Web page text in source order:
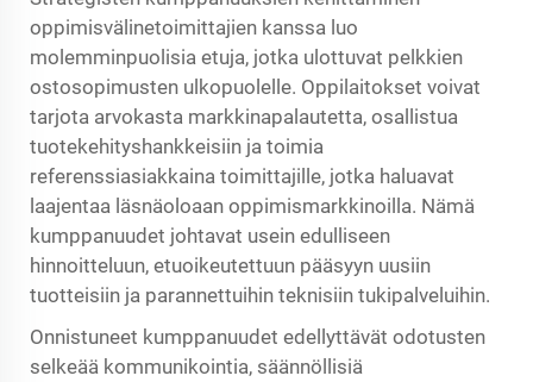
oppimisvälinetoimittajien kanssa luo
molemminpuolisia etuja, jotka ulottuvat pelkkien
ostosopimusten ulkopuolelle. Oppilaitokset voivat
tarjota arvokasta markkinapalautetta, osallistua
tuotekehityshankkeisiin ja toimia
referenssiasiakkaina toimittajille, jotka haluavat
laajentaa läsnäoloaan oppimismarkkinoilla. Nämä
kumppanuudet johtavat usein edulliseen
hinnoitteluun, etuoikeutettuun pääsyyn uusiin
tuotteisiin ja parannettuihin teknisiin tukipalveluihin.
Onnistuneet kumppanuudet edellyttävät odotusten
selkeää kommunikointia, säännöllisiä